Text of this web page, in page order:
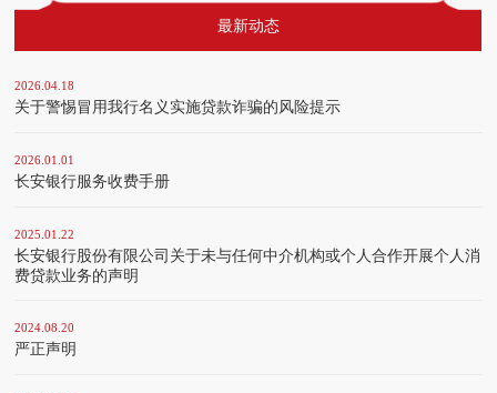
最新动态
2026.04.18
关于警惕冒用我行名义实施贷款诈骗的风险提示
2026.01.01
长安银行服务收费手册
2025.01.22
长安银行股份有限公司关于未与任何中介机构或个人合作开展个人消
费贷款业务的声明
2024.08.20
严正声明